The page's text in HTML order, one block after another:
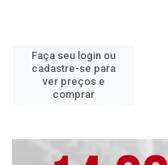
Faça seu login ou
cadastre-se para
ver preços e
comprar